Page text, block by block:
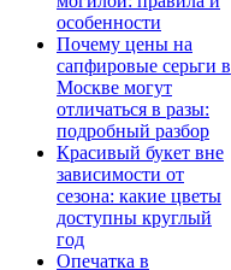
особенности
Почему цены на
сапфировые серьги в
Москве могут
отличаться в разы:
подробный разбор
Красивый букет вне
зависимости от
сезона: какие цветы
доступны круглый
год
Опечатка в